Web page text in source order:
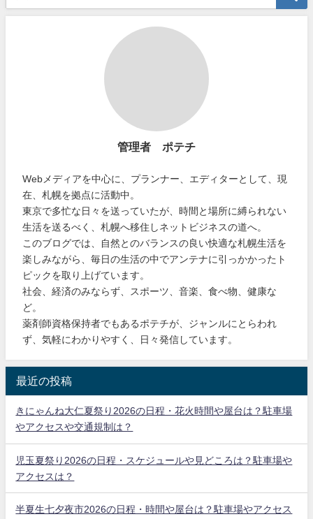
管理者 ポテチ
Webメディアを中心に、プランナー、エディターとして、現
在、札幌を拠点に活動中。
東京で多忙な日々を送っていたが、時間と場所に縛られない
生活を送るべく、札幌へ移住しネットビジネスの道へ。
このブログでは、自然とのバランスの良い快適な札幌生活を
楽しみながら、毎日の生活の中でアンテナに引っかかったト
ピックを取り上げています。
社会、経済のみならず、スポーツ、音楽、食べ物、健康な
ど。
薬剤師資格保持者でもあるポテチが、ジャンルにとらわれ
ず、気軽にわかりやすく、日々発信しています。
最近の投稿
きにゃんね大仁夏祭り2026の日程・花火時間や屋台は？駐車場
やアクセスや交通規制は？
児玉夏祭り2026の日程・スケジュールや見どころは？駐車場や
アクセスは？
半夏生七夕夜市2026の日程・時間や屋台は？駐車場やアクセス